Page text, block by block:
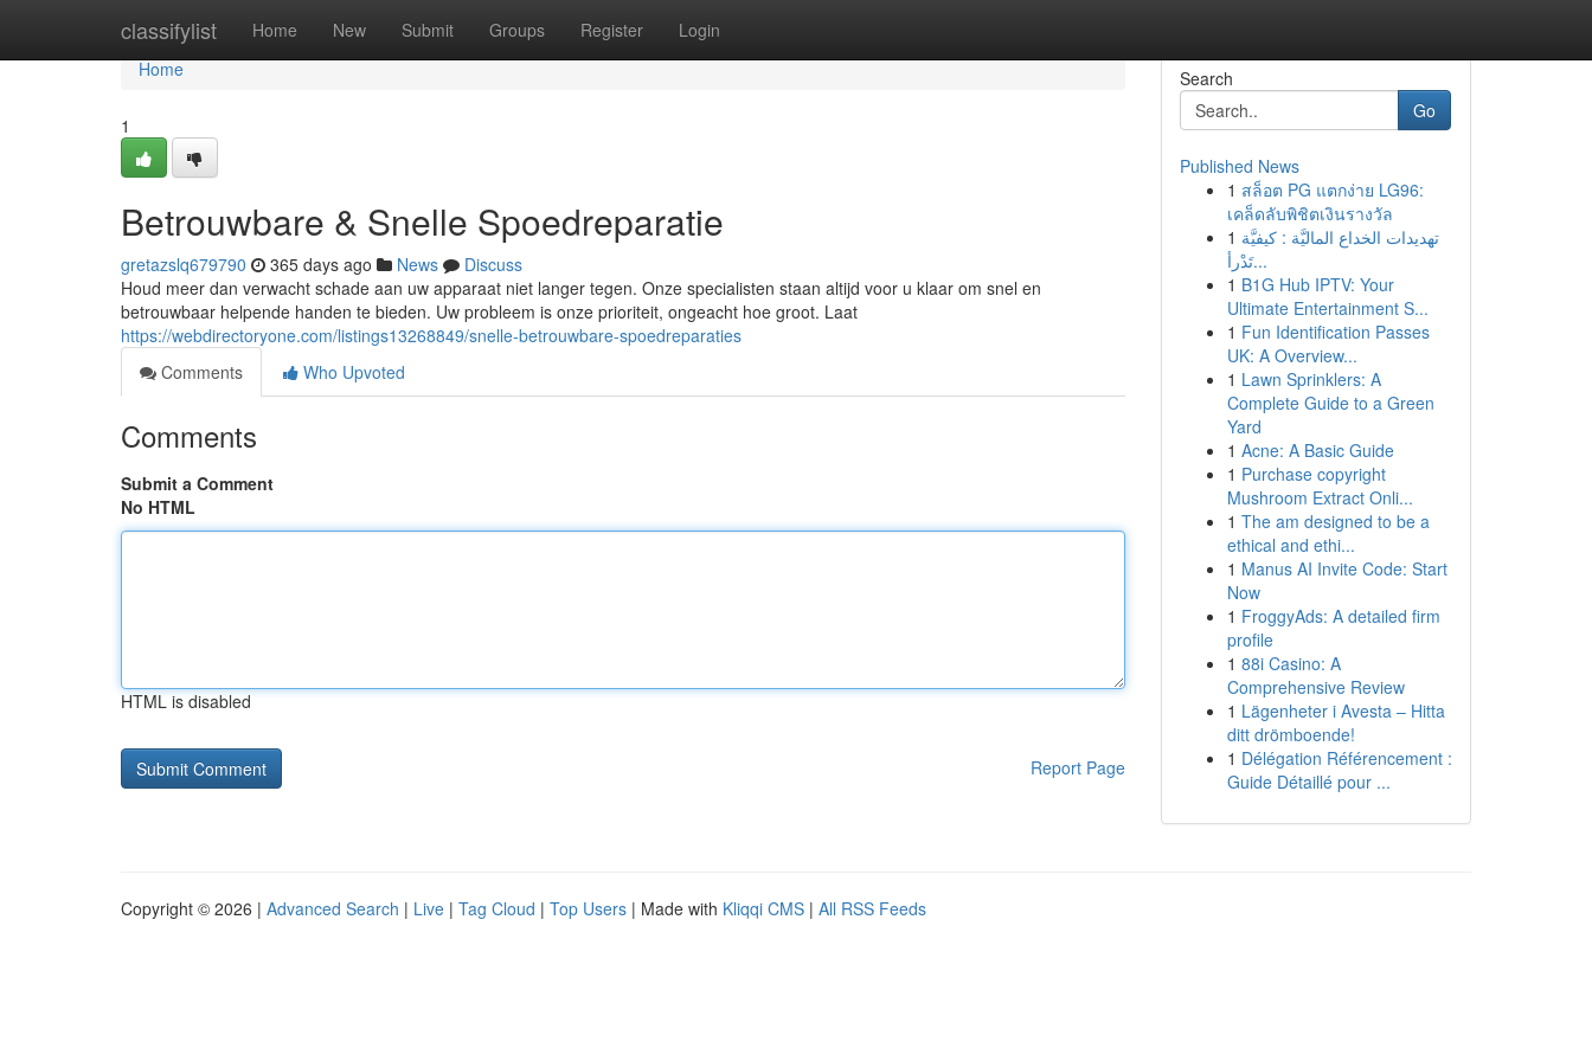
classifylist Home New Submit Groups Register Login
Home
Home
1
Betrouwbare & Snelle Spoedreparatie
gretazslq679790 365 days ago News
Discuss
Houd meer dan verwacht schade aan uw apparaat niet langer tegen. Onze specialisten staan altijd voor u klaar om snel en
betrouwbaar helpende handen te bieden. Uw probleem is onze prioriteit, ongeacht hoe groot. Laat
https://webdirectoryone.com/listings13268849/snelle-betrouwbare-spoedreparaties
Comments
Who Upvoted
Comments
Submit a Comment
No HTML
HTML is disabled
Report Page
Search
Go
Published News
1 สล็อต PG แตกง่าย LG96:
เคล็ดลับพิชิตเงินรางวัล
1 تهديدات الخداع الماليَّة : كيفيَّة
تَدْرأ...
1 B1G Hub IPTV: Your
Ultimate Entertainment S...
1 Fun Identification Passes
UK: A Overview...
1 Lawn Sprinklers: A
Complete Guide to a Green
Yard
1 Acne: A Basic Guide
1 Purchase copyright
Mushroom Extract Onli...
1 The am designed to be a
ethical and ethi...
1 Manus AI Invite Code: Start
Now
1 FroggyAds: A detailed firm
profile
1 88i Casino: A
Comprehensive Review
1 Lägenheter i Avesta – Hitta
ditt drömboende!
1 Délégation Référencement :
Guide Détaillé pour ...
Copyright © 2026 | Advanced Search | Live | Tag Cloud | Top Users | Made with Kliqqi CMS | All RSS Feeds